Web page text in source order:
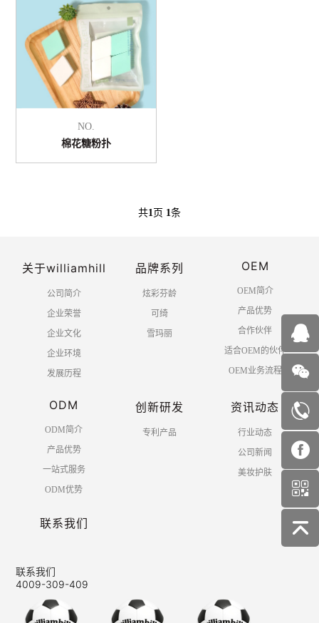
NO.
棉花糖粉扑
共1 页 1条
关于williamhill
公司简介
企业荣誉
企业文化
企业环境
发展历程
品牌系列
炫彩芬龄
可绮
雪玛丽
OEM
OEM简介
产品优势
合作伙伴
适合OEM的伙伴
OEM业务流程
ODM
ODM简介
产品优势
一站式服务
ODM优势
创新研发
专利产品
资讯动态
行业动态
公司新闻
美妆护肤
联系我们
联系我们
4009-309-409